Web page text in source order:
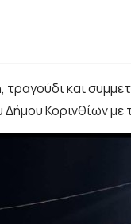
τραγούδι και
Κορινθίων με